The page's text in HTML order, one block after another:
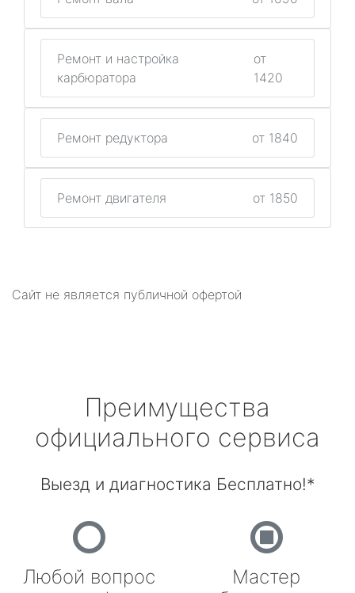
Ремонт и настройка
карбюратора
от
1420
Ремонт редуктора от 1840
Ремонт двигателя от 1850
Сайт не является публичной офертой
Преимущества
официального сервиса
Выезд и диагностика Бесплатно!*
Любой вопрос
Мастер